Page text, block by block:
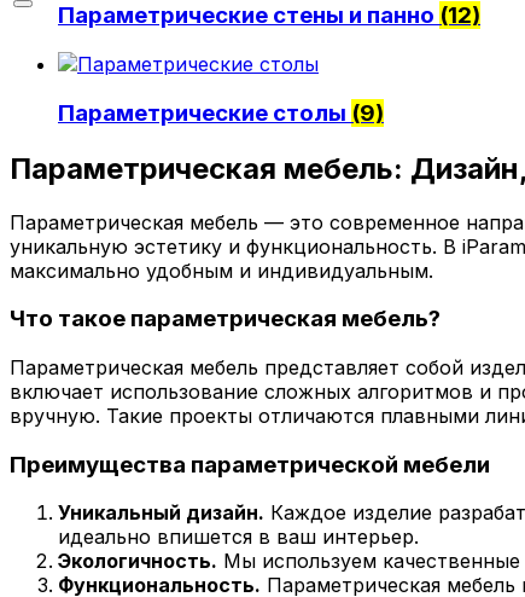
Параметрические стены и панно (12)
Параметрические столы (9)
Параметрическая мебель:
Параметрическая мебель — это современное
уникальную эстетику и функциональность. В
максимально удобным и индивидуальным.
Что такое параметрическая мебель?
Параметрическая мебель представляет собой
включает использование сложных алгоритмов и
вручную. Такие проекты отличаются плавными
Преимущества параметрической мебели
Уникальный дизайн. Каждое изделие
идеально впишется в ваш интерьер.
Экологичность. Мы используем
Функциональность. Параметрическая